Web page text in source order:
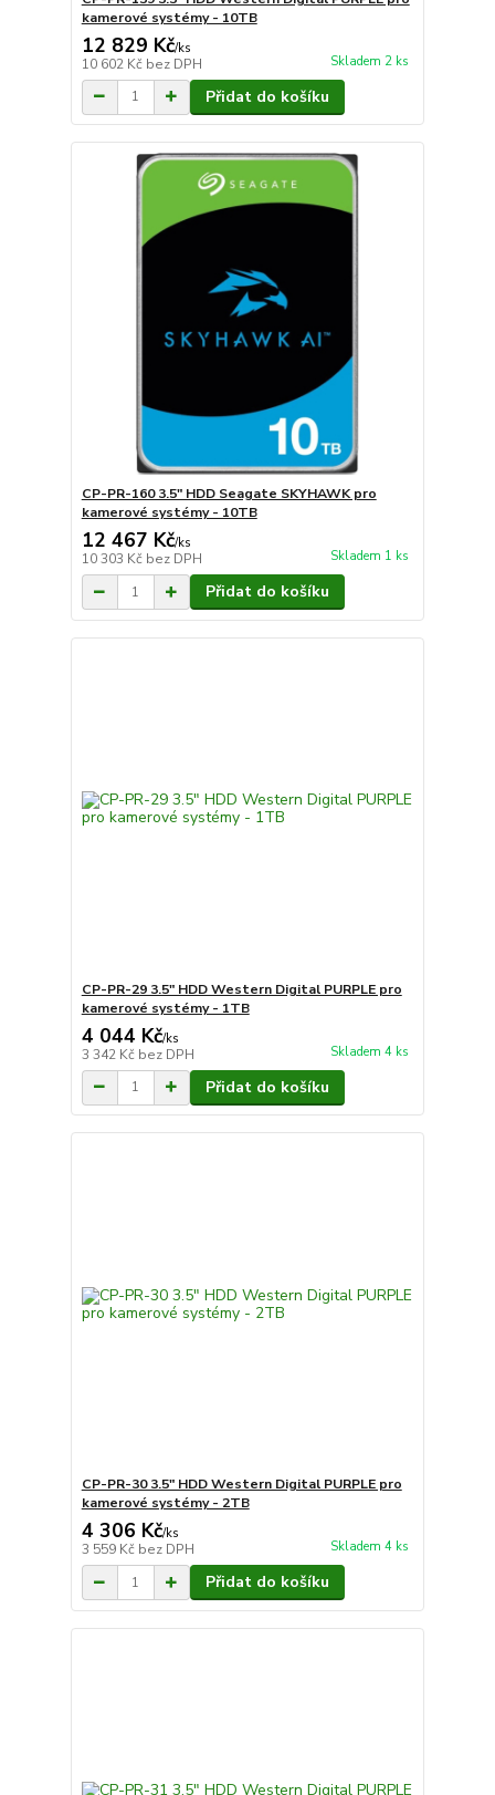
kamerové systémy - 10TB
12 829 Kč/ks
10 602 Kč bez DPH Skladem 2 ks
Přidat do košíku
CP-PR-160 3.5" HDD Seagate SKYHAWK pro
kamerové systémy - 10TB
12 467 Kč/ks
10 303 Kč bez DPH Skladem 1 ks
Přidat do košíku
CP-PR-29 3.5" HDD Western Digital PURPLE pro
kamerové systémy - 1TB
4 044 Kč/ks
3 342 Kč bez DPH Skladem 4 ks
Přidat do košíku
CP-PR-30 3.5" HDD Western Digital PURPLE pro
kamerové systémy - 2TB
4 306 Kč/ks
3 559 Kč bez DPH Skladem 4 ks
Přidat do košíku